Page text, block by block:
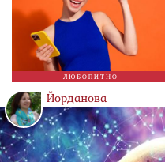
ЛЮБОПИТНО
Йорданова